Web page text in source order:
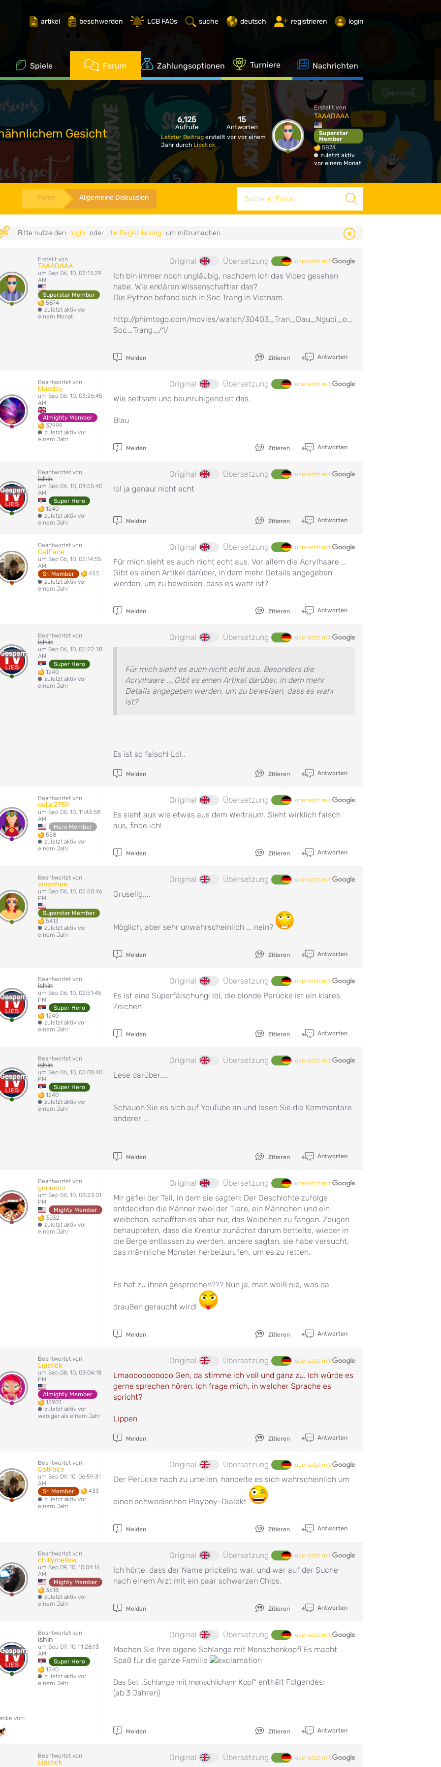
artikel beschwerden LCB FAQs suche deutsch registrieren login
Spiele Forum Zahlungsoptionen Turniere Nachrichten
Gesicht
6,125
Aufrufe
15
Antworten
Letzter Beitragerstellt vor vor einem
Jahr durch Lipstick
Erstellt von
TAAADAAA
Superstar
Member
5874
zuletzt aktiv
vor einem Monat
Foren Allgemeine Diskussion
Bitte nutze den login oder die Registrierung um mitzumachen.
Erstellt von
TAAADAAA
um Sep 06, 10, 03:13:29
AM
Superstar Member
5874
zuletzt aktiv vor
einem Monat
Original Übersetzung übersetzt mit
Ich bin immer noch ungläubig, nachdem ich das Video gesehen
habe. Wie erklären Wissenschaftler das?
Die Python befand sich in Soc Trang in Vietnam.
http://phimtogo.com/movies/watch/30403_Tran_Dau_Nguoi_o_
Soc_Trang_/1/
Melden Zitieren Antworten
Beantwortet von
blueday
um Sep 06, 10, 03:26:45
AM
Almighty Member
37999
zuletzt aktiv vor
einem Jahr
Original Übersetzung übersetzt mit
Wie seltsam und beunruhigend ist das.
Blau
Melden Zitieren Antworten
Gesperrt
Beantwortet von
ishin
um Sep 06, 10, 04:55:40
AM
Super Hero
1240
zuletzt aktiv vor
einem Jahr
Original Übersetzung übersetzt mit
lol ja genau! nicht echt
Melden Zitieren Antworten
Beantwortet von
CatFace
um Sep 06, 10, 05:14:55
AM
Sr. Member
433
zuletzt aktiv vor
einem Jahr
Original Übersetzung übersetzt mit
Für mich sieht es auch nicht echt aus. Vor allem die Acrylhaare ...
Gibt es einen Artikel darüber, in dem mehr Details angegeben
werden, um zu beweisen, dass es wahr ist?
Melden Zitieren Antworten
Gesperrt
Beantwortet von
ishin
um Sep 06, 10, 05:22:38
AM
Super Hero
1240
zuletzt aktiv vor
einem Jahr
Original Übersetzung übersetzt mit
Für mich sieht es auch nicht echt aus. Besonders die
Acrylhaare ... Gibt es einen Artikel darüber, in dem mehr
Details angegeben werden, um zu beweisen, dass es wahr
ist?
Es ist so falsch! Lol..
Melden Zitieren Antworten
Beantwortet von
debo2759
um Sep 06, 10, 11:43:58
AM
Hero Member
558
zuletzt aktiv vor
einem Jahr
Original Übersetzung übersetzt mit
Es sieht aus wie etwas aus dem Weltraum. Sieht wirklich falsch
aus, finde ich!
Melden Zitieren Antworten
Beantwortet von
wnanhee
um Sep 06, 10, 02:50:46
PM
Superstar Member
5413
zuletzt aktiv vor
einem Jahr
Original Übersetzung übersetzt mit
Gruselig....
Möglich, aber sehr unwahrscheinlich ... nein?
Melden Zitieren Antworten
Gesperrt
Beantwortet von
ishin
um Sep 06, 10, 02:51:45
PM
Super Hero
1240
zuletzt aktiv vor
einem Jahr
Original Übersetzung übersetzt mit
Es ist eine Superfälschung! lol, die blonde Perücke ist ein klares
Zeichen
Melden Zitieren Antworten
Gesperrt
Beantwortet von
ishin
um Sep 06, 10, 03:00:40
PM
Super Hero
1240
zuletzt aktiv vor
einem Jahr
Original Übersetzung übersetzt mit
Lese darüber....
Schauen Sie es sich auf YouTube an und lesen Sie die Kommentare
anderer ...
Melden Zitieren Antworten
Beantwortet von
genenco
um Sep 06, 10, 08:23:01
PM
Mighty Member
3032
zuletzt aktiv vor
einem Jahr
Original Übersetzung übersetzt mit
Mir gefiel der Teil, in dem sie sagten: Der Geschichte zufolge
entdeckten die Männer zwei der Tiere, ein Männchen und ein
Weibchen, schafften es aber nur, das Weibchen zu fangen. Zeugen
behaupteten, dass die Kreatur zunächst darum bettelte, wieder in
die Berge entlassen zu werden, andere sagten, sie habe versucht,
das männliche Monster herbeizurufen, um es zu retten.
Es hat zu ihnen gesprochen??? Nun ja, man weiß nie, was da
draußen geraucht wird!
Melden Zitieren Antworten
Beantwortet von
Lipstick
um Sep 08, 10, 03:04:18
PM
Almighty Member
13901
zuletzt aktiv vor
weniger als einem Jahr
Original Übersetzung übersetzt mit
Lmaoooooooooo Gen, da stimme ich voll und ganz zu. Ich würde es
gerne sprechen hören. Ich frage mich, in welcher Sprache es
spricht?
Lippen
Melden Zitieren Antworten
Beantwortet von
CatFace
um Sep 09, 10, 06:59:31
AM
Sr. Member
433
zuletzt aktiv vor
einem Jahr
Original Übersetzung übersetzt mit
Der Perücke nach zu urteilen, handelte es sich wahrscheinlich um
einen schwedischen Playboy-Dialekt
Melden Zitieren Antworten
Beantwortet von
chillymellow
um Sep 09, 10, 10:04:16
AM
Mighty Member
3618
zuletzt aktiv vor
einem Jahr
Original Übersetzung übersetzt mit
Ich hörte, dass der Name prickelnd war, und war auf der Suche
nach einem Arzt mit ein paar schwarzen Chips.
Melden Zitieren Antworten
Gesperrt
Beantwortet von
ishin
um Sep 09, 10, 11:28:13
AM
Super Hero
1240
zuletzt aktiv vor
einem Jahr
von:
Original Übersetzung übersetzt mit
Machen Sie Ihre eigene Schlange mit Menschenkopf! Es macht
Spaß für die ganze Familie
Das Set „Schlange mit menschlichem Kopf“enthält Folgendes:
(ab 3 Jahren)
Melden Zitieren Antworten
Beantwortet von
Lipstick
Original Übersetzung übersetzt mit